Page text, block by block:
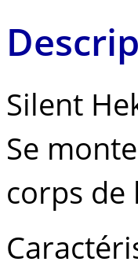
Silent
Se
corps de